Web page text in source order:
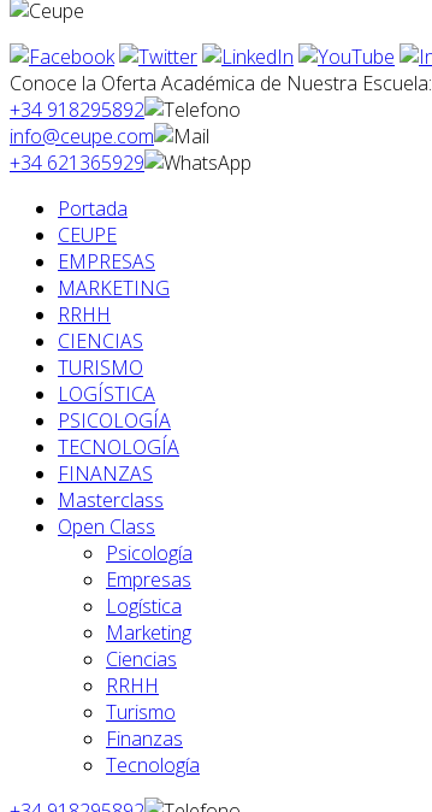
Conoce la Oferta Académica de Nuestra Escuela:
+34 918295892
info@ceupe.com
+34 621365929
Portada
CEUPE
EMPRESAS
MARKETING
RRHH
CIENCIAS
TURISMO
LOGÍSTICA
PSICOLOGÍA
TECNOLOGÍA
FINANZAS
Masterclass
Open Class
Psicología
Empresas
Logística
Marketing
Ciencias
RRHH
Turismo
Finanzas
Tecnología